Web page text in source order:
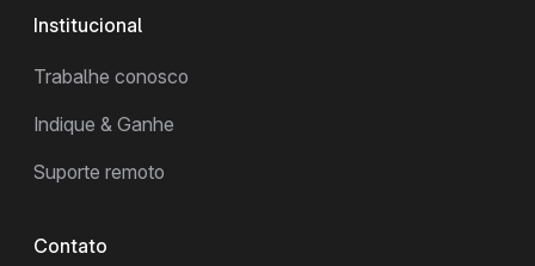
Institucional
Trabalhe conosco
Indique & Ganhe
Suporte remoto
Contato